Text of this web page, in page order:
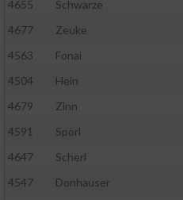
4655 Schwarze
4677
Zeuke
4563
Fonai
4504
Hein
4679
Zinn
4591
Spörl
4647
Scherl
4547
Donhauser